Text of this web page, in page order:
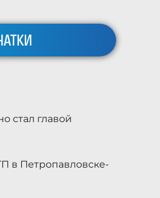
стал главой
в Петропавловске-